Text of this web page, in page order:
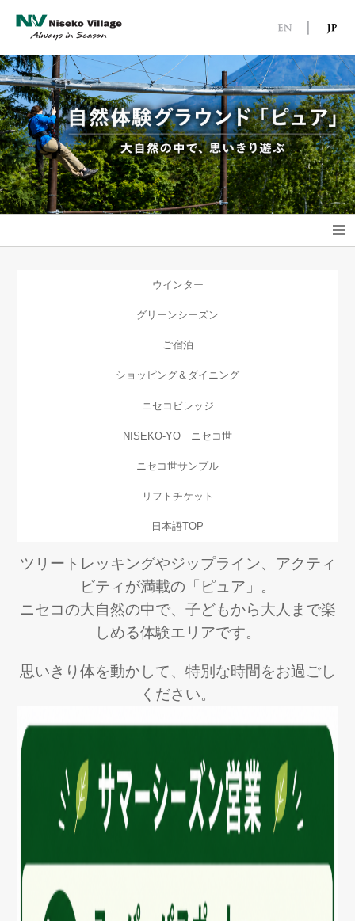
ウインター
グリーンシーズン
ご宿泊
ショッピング＆ダイニング
ニセコビレッジ
NISEKO-YO ニセコ世
ニセコ世サンプル
リフトチケット
日本語TOP
ツリートレッキングやジップライン、アクティ
ビティが満載の「ピュア」。
ニセコの大自然の中で、子どもから大人まで楽
しめる体験エリアです。
思いきり体を動かして、特別な時間をお過ごし
ください。